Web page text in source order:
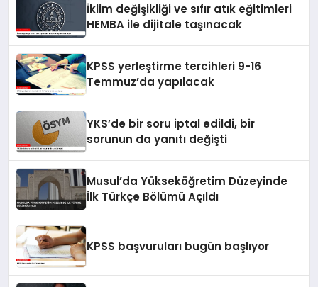
İklim değişikliği ve sıfır atık eğitimleri
HEMBA ile dijitale taşınacak
KPSS yerleştirme tercihleri 9-16
Temmuz’da yapılacak
YKS’de bir soru iptal edildi, bir
sorunun da yanıtı değişti
Musul’da Yükseköğretim Düzeyinde
İlk Türkçe Bölümü Açıldı
KPSS başvuruları bugün başlıyor